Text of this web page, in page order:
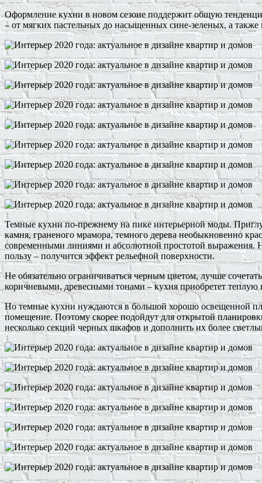
Оформление кухни в новом сезоне поддержит общую
– от мягких пастельных до насыщенных сине-зеленых, а также
Темные кухни по-прежнему на пике интерьерной моды.
камня, граненого мрамора, темного дерева необыкновенно
современными линиями и абсолютной простотой выражения.
пользу – получится эффект рельефной поверхности.
Не обязательно ограничиваться черным цветом, лучше
коричневыми, древесными тонами – кухня приобретет теплую
Но темные кухни нуждаются в большой хорошо освещенной
помещение. Поэтому скорее подойдут для открытой
несколько секций черных шкафов и дополнить их более